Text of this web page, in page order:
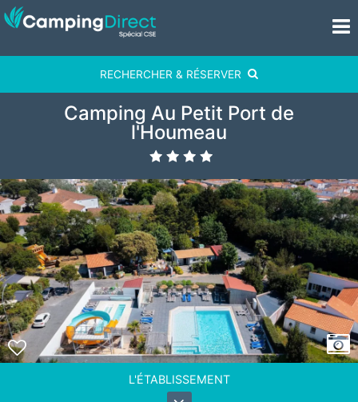
RECHERCHER & RÉSERVER
Camping Au Petit Port de
l'Houmeau
L'ÉTABLISSEMENT